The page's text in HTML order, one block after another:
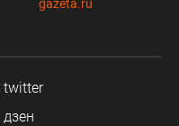
gazeta.ru
twitter
дзен